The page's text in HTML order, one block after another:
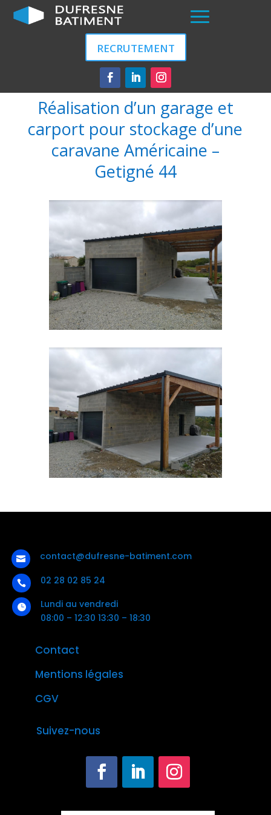
RECRUTEMENT
Réalisation d’un garage et
carport pour stockage d’une
caravane Américaine –
Getigné 44
 contact@dufresne-batiment.com
 02 28 02 85 24

Lundi au vendredi
08:00 – 12:30 13:30 – 18:30
Contact
Mentions légales
CGV
Suivez-nous